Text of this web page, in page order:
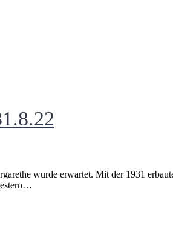
wurde erwartet. Mit der 1931